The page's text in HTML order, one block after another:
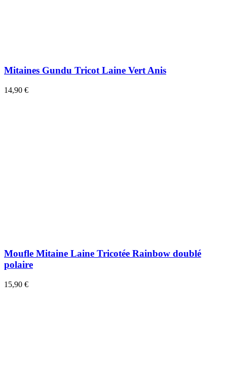
Mitaines Gundu Tricot Laine Vert Anis
14,90 €
Moufle Mitaine Laine Tricotée Rainbow doublé
polaire
15,90 €